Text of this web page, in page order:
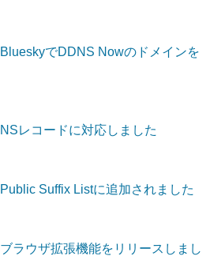
BlueskyでDDNS Nowのドメインを
NSレコードに対応しました
Public Suffix Listに追加されました
ブラウザ拡張機能をリリースしまし